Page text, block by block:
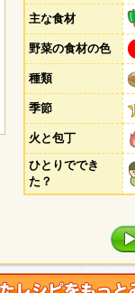
主な食材
野菜の食材の色
種類
季節
火と包丁
ひとりででき
た？